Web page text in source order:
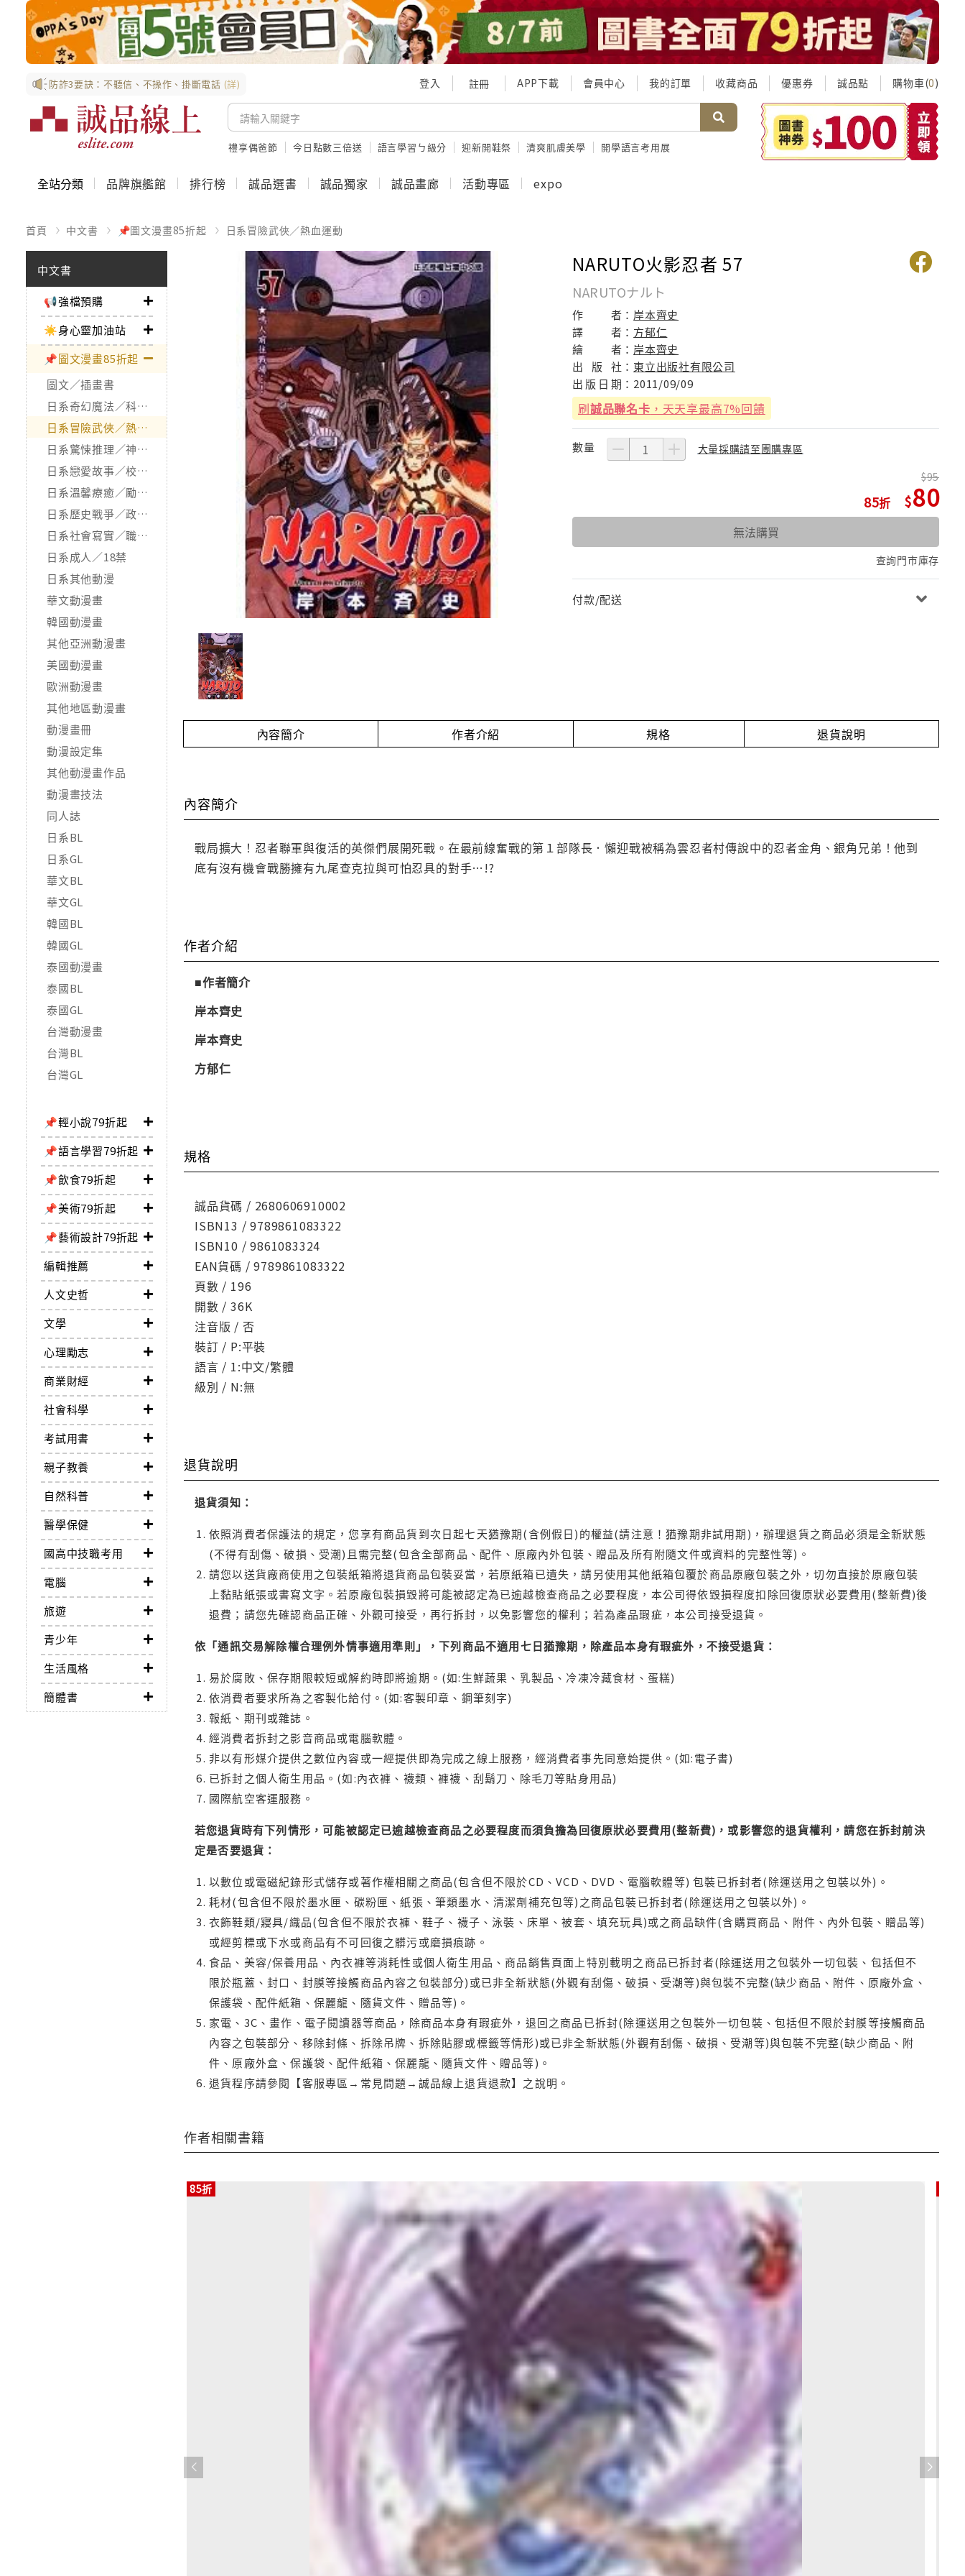
防詐3要訣：不聽信、不操作、掛斷電話 (詳) 登入 註冊 APP下載 會員中心 我的訂單 收藏商品 優惠券 誠品點 購物車(0)
禮享偶爸節 今日點數三倍送 語言學習ㄅ級分 迎新開鞋祭 清爽肌膚美學 開學語言考用展
全站分類 品牌旗艦館 排行榜 誠品選書 誠品獨家 誠品畫廊 活動專區 expo
首頁 中文書 📌圖文漫畫85折起 日系冒險武俠／熱血運動
中文書
📢強檔預購
☀️身心靈加油站
📌圖文漫畫85折起
圖文／插畫書
日系奇幻魔法／科幻冒險
日系冒險武俠／熱血運動
日系驚悚推理／神怪靈異
日系戀愛故事／校園青春
日系溫馨療癒／勵志搞笑
日系歷史戰爭／政治宗教
日系社會寫實／職場職人
日系成人／18禁
日系其他動漫
華文動漫畫
韓國動漫畫
其他亞洲動漫畫
美國動漫畫
歐洲動漫畫
其他地區動漫畫
動漫畫冊
動漫設定集
其他動漫畫作品
動漫畫技法
同人誌
日系BL
日系GL
華文BL
華文GL
韓國BL
韓國GL
泰國動漫畫
泰國BL
泰國GL
台灣動漫畫
台灣BL
台灣GL
📌輕小說79折起
📌語言學習79折起
📌飲食79折起
📌美術79折起
📌藝術設計79折起
編輯推薦
人文史哲
文學
心理勵志
商業財經
社會科學
考試用書
親子教養
自然科普
醫學保健
國高中技職考用
電腦
旅遊
青少年
生活風格
簡體書
NARUTO火影忍者 57
NARUTOナルト
作 者： 岸本齊史
譯
者： 方郁仁
繪
者： 岸本齊史
出
版 社： 東立出版社有限公司
出 版 日 期： 2011/09/09
刷誠品聯名卡 ，天天享最高7%回饋
數量 大量採購請至團購專區
85
95
80
無法購買
查詢門市庫存
付款/配送
內容簡介 作者介紹 規格 退貨說明
內容簡介
戰局擴大！忍者聯軍與復活的英傑們展開死戰。在最前線奮戰的第１部隊長．懶迎戰被稱為雲忍者村傳說中的忍者金角、銀角兄弟！他到
底有沒有機會戰勝擁有九尾查克拉與可怕忍具的對手…!?
作者介紹
■作者簡介
岸本齊史
岸本齊史
方郁仁
規格
誠品貨碼 / 2680606910002
ISBN13 / 9789861083322
ISBN10 / 9861083324
EAN貨碼 / 9789861083322
頁數 / 196
開數 / 36K
注音版 / 否
裝訂 / P:平裝
語言 / 1:中文/繁體
級別 / N:無
退貨說明
退貨須知：
依照消費者保護法的規定，您享有商品貨到次日起七天猶豫期(含例假日)的權益(請注意！猶豫期非試用期)，辦理退貨之商品必須是全新狀態
(不得有刮傷、破損、受潮)且需完整(包含全部商品、配件、原廠內外包裝、贈品及所有附隨文件或資料的完整性等)。
請您以送貨廠商使用之包裝紙箱將退貨商品包裝妥當，若原紙箱已遺失，請另使用其他紙箱包覆於商品原廠包裝之外，切勿直接於原廠包裝
上黏貼紙張或書寫文字。若原廠包裝損毀將可能被認定為已逾越檢查商品之必要程度，本公司得依毀損程度扣除回復原狀必要費用(整新費)後
退費；請您先確認商品正確、外觀可接受，再行拆封，以免影響您的權利；若為產品瑕疵，本公司接受退貨。
依「通訊交易解除權合理例外情事適用準則」，下列商品不適用七日猶豫期，除產品本身有瑕疵外，不接受退貨：
易於腐敗、保存期限較短或解約時即將逾期。(如:生鮮蔬果、乳製品、冷凍冷藏食材、蛋糕)
依消費者要求所為之客製化給付。(如:客製印章、鋼筆刻字)
報紙、期刊或雜誌。
經消費者拆封之影音商品或電腦軟體。
非以有形媒介提供之數位內容或一經提供即為完成之線上服務，經消費者事先同意始提供。(如:電子書)
已拆封之個人衛生用品。(如:內衣褲、襪類、褲襪、刮鬍刀、除毛刀等貼身用品)
國際航空客運服務。
若您退貨時有下列情形，可能被認定已逾越檢查商品之必要程度而須負擔為回復原狀必要費用(整新費)，或影響您的退貨權利，請您在拆封前決
定是否要退貨：
以數位或電磁紀錄形式儲存或著作權相關之商品(包含但不限於CD、VCD、DVD、電腦軟體等) 包裝已拆封者(除運送用之包裝以外)。
耗材(包含但不限於墨水匣、碳粉匣、紙張、筆類墨水、清潔劑補充包等)之商品包裝已拆封者(除運送用之包裝以外)。
衣飾鞋類/寢具/織品(包含但不限於衣褲、鞋子、襪子、泳裝、床單、被套、填充玩具)或之商品缺件(含購買商品、附件、內外包裝、贈品等)
或經剪標或下水或商品有不可回復之髒污或磨損痕跡。
食品、美容/保養用品、內衣褲等消耗性或個人衛生用品、商品銷售頁面上特別載明之商品已拆封者(除運送用之包裝外一切包裝、包括但不
限於瓶蓋、封口、封膜等接觸商品內容之包裝部分)或已非全新狀態(外觀有刮傷、破損、受潮等)與包裝不完整(缺少商品、附件、原廠外盒、
保護袋、配件紙箱、保麗龍、隨貨文件、贈品等)。
家電、3C、畫作、電子閱讀器等商品，除商品本身有瑕疵外，退回之商品已拆封(除運送用之包裝外一切包裝、包括但不限於封膜等接觸商品
內容之包裝部分、移除封條、拆除吊牌、拆除貼膠或標籤等情形)或已非全新狀態(外觀有刮傷、破損、受潮等)與包裝不完整(缺少商品、附
件、原廠外盒、保護袋、配件紙箱、保麗龍、隨貨文件、贈品等)。
退貨程序請參閱【客服專區→常見問題→誠品線上退貨退款】之說明。
作者相關書籍
85折